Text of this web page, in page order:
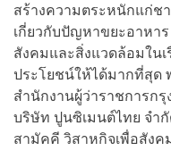
สร้างความตระหนักแก่ช
เกี่ยวกับปัญหาขยะอาหา
สังคมและสิ่งแวดล้อมใน
ประโยชน์ให้ได้มากที่สุด
สำนักงานผู้ว่าราชการก
บริษัท ปูนซิเมนต์ไทย จำ
สามัคคี วิสาหกิจเพื่อสังค